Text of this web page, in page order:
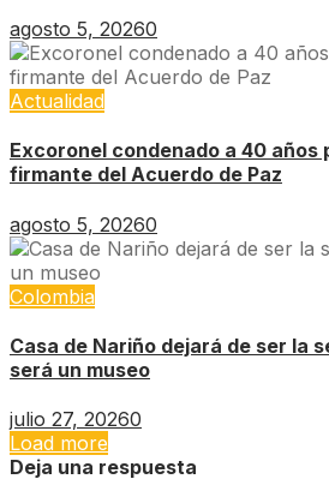
agosto 5, 20260
Actualidad
Excoronel condenado a 40 años
firmante del Acuerdo de Paz
agosto 5, 20260
Colombia
Casa de Nariño dejará de ser la
será un museo
julio 27, 20260
Load more
Deja una respuesta